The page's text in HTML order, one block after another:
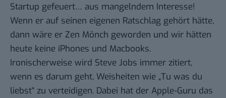
Startup gefeuert… aus mangelndem Interesse!
Wenn er auf seinen eigenen Ratschlag gehört hätte,
dann wäre er Zen Mönch geworden und wir hätten
heute keine iPhones und Macbooks.
Ironischerweise wird Steve Jobs immer zitiert,
wenn es darum geht, Weisheiten wie „Tu was du
liebst“ zu verteidigen. Dabei hat der Apple-Guru das